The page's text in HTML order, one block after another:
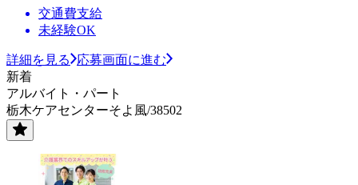
交通費支給
未経験OK
詳細を見る
応募画面に進む
新着
アルバイト・パート
栃木ケアセンターそよ風/38502